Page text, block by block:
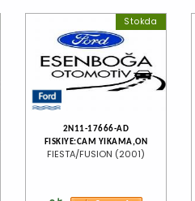
Stokda
2N11-17666-AD
FISKIYE:CAM YIKAMA,ON
FIESTA/FUSION (2001)